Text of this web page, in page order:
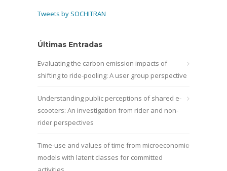
Tweets by SOCHITRAN
Últimas Entradas
Evaluating the carbon emission impacts of
shifting to ride-pooling: A user group perspective
Understanding public perceptions of shared e-
scooters: An investigation from rider and non-
rider perspectives
Time-use and values of time from microeconomic
models with latent classes for committed